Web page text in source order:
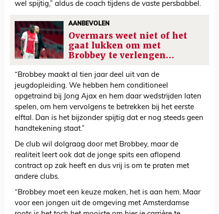
wel spijtig,” aldus de coach tijdens de vaste persbabbel.
AANBEVOLEN
Overmars weet niet of het
gaat lukken om met
Brobbey te verlengen…
“Brobbey maakt al tien jaar deel uit van de
jeugdopleiding. We hebben hem conditioneel
opgetraind bij Jong Ajax en hem daar wedstrijden laten
spelen, om hem vervolgens te betrekken bij het eerste
elftal. Dan is het bijzonder spijtig dat er nog steeds geen
handtekening staat.”
De club wil dolgraag door met Brobbey, maar de
realiteit leert ook dat de jonge spits een aflopend
contract op zak heeft en dus vrij is om te praten met
andere clubs.
“Brobbey moet een keuze maken, het is aan hem. Maar
voor een jongen uit de omgeving met Amsterdamse